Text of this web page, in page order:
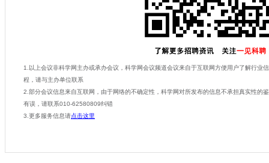
1.以上会议非科学网主办或承办会议，科学网会议频道会议来自于互联网方便用户了解行业
程，请与主办单位联系
2.部分会议信息来自互联网，由于网络的不确定性，科学网对所发布的信息不承担真实性的
有误，请联系010-62580809纠错
3.更多服务信息请点击这里